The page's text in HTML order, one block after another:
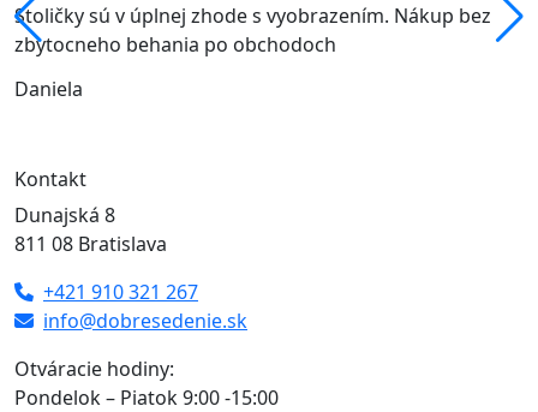
Stoličky sú v úplnej zhode s vyobrazením. Nákup bez
zbytocneho behania po obchodoch
Daniela
Kontakt
Dunajská 8
811 08 Bratislava
+421 910 321 267
info@dobresedenie.sk
Otváracie hodiny:
Pondelok – Piatok 9:00 -15:00